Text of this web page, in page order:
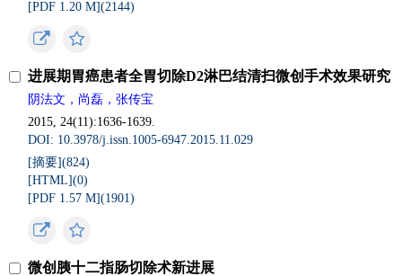
[PDF 1.20 M](2144)
进展期胃癌患者全胃切除D2淋巴结清扫微创手术效果研究
阴法文，尚磊，张传宝
2015, 24(11):1636-1639.
DOI: 10.3978/j.issn.1005-6947.2015.11.029
[摘要](824)
[HTML](0)
[PDF 1.57 M](1901)
微创胰十二指肠切除术新进展